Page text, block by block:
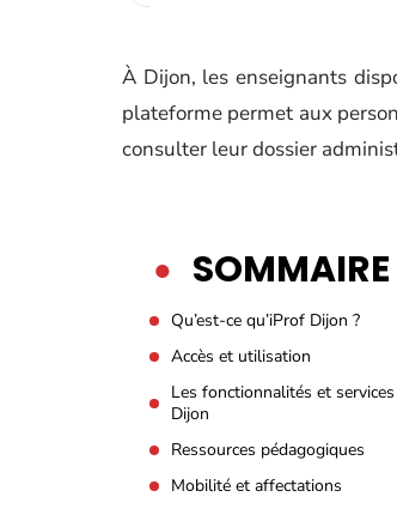
À Dijon, les enseignants
plateforme permet aux
consulter leur dossier
SOMMAIRE
Qu’est-ce qu’iProf Dijon ?
Accès et utilisation
Les fonctionnalités et
Dijon
Ressources pédagogiques
Mobilité et affectations